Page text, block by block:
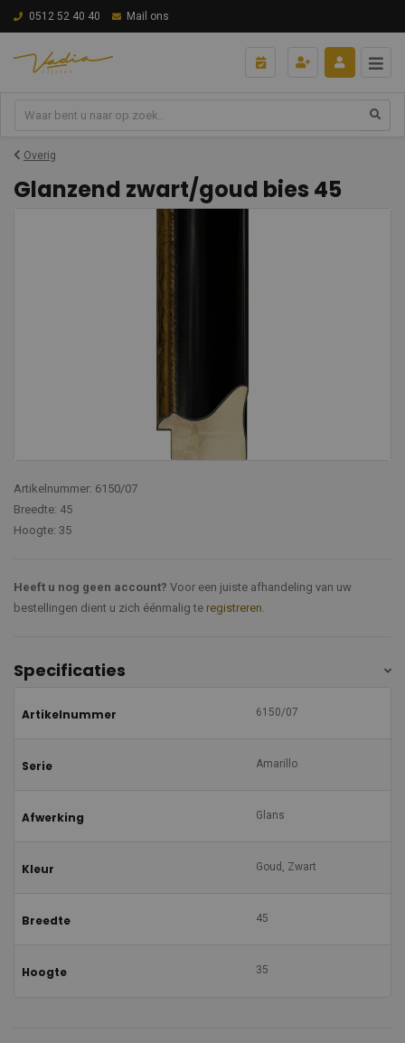
0512 52 40 40 Mail ons
Overig
Glanzend zwart/goud bies 45
Artikelnummer: 6150/07
Breedte: 45
Hoogte: 35
Heeft u nog geen account? Voor een juiste afhandeling van uw
bestellingen dient u zich éénmalig te registreren.
Specificaties
Artikelnummer 6150/07
Serie Amarillo
Afwerking Glans
Kleur Goud, Zwart
Breedte 45
Hoogte 35